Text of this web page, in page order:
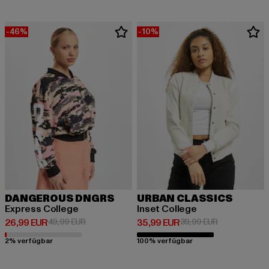
-46%
DANGEROUS DNGRS
Express College
26,99 EUR
Derzeitiger Preis: 26,99 EUR
49,99 EURAktionspreis: 49,99 EUR
2% verfügbar
-10%
URBAN CLASSICS
Inset College
35,99 EUR
Derzeitiger Preis: 35,99 EUR
39,99 EURAktionspreis:
100% verfügbar